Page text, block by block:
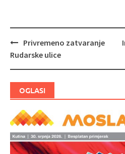
Navigacija
Privremeno zatvaranje
Rudarske ulice
OGLASI